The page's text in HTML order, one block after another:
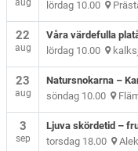
lördag 10.00
22
aug
Våra värdefulla
lördag 10.00
23
aug
Natursnokarna –
söndag 10.00
3
sep
Ljuva skördetid –
torsdag 18.00